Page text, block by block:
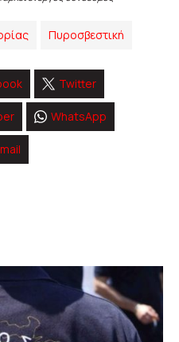
Πυροσβεστική
Twitter
WhatsApp